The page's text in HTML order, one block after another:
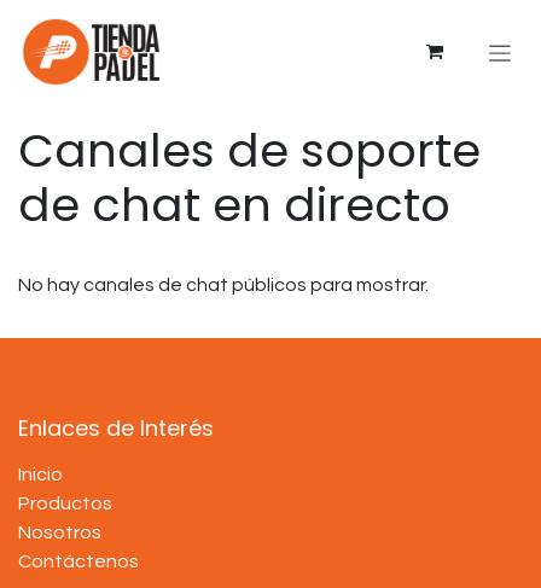
Ir al contenido
Canales de soporte
de chat en directo
No hay canales de chat públicos para mostrar.
Enlaces de Interés
Inicio
Productos
Nosotros
Contáctenos